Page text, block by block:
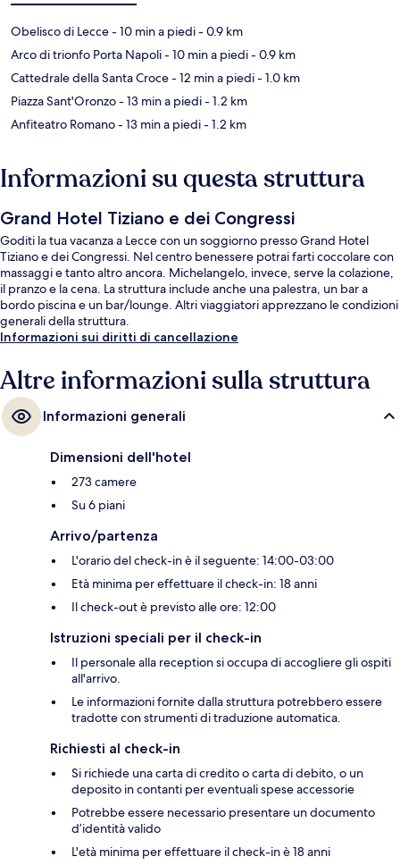
Obelisco di Lecce- 10 min a piedi- 0.9 km
Arco di trionfo Porta Napoli- 10 min a piedi- 0.9 km
Cattedrale della Santa Croce- 12 min a piedi- 1.0 km
Piazza Sant'Oronzo- 13 min a piedi- 1.2 km
Anfiteatro Romano- 13 min a piedi- 1.2 km
Informazioni su questa struttura
Grand Hotel Tiziano e dei Congressi
Goditi la tua vacanza a Lecce con un soggiorno presso Grand Hotel
Tiziano e dei Congressi. Nel centro benessere potrai farti coccolare con
massaggi e tanto altro ancora. Michelangelo, invece, serve la colazione,
il pranzo e la cena. La struttura include anche una palestra, un bar a
bordo piscina e un bar/lounge. Altri viaggiatori apprezzano le condizioni
generali della struttura.
Informazioni sui diritti di cancellazione
Altre informazioni sulla struttura
Informazioni generali
Dimensioni dell'hotel
273 camere
Su 6 piani
Arrivo/partenza
L'orario del check-in è il seguente: 14:00-03:00
Età minima per effettuare il check-in: 18 anni
Il check-out è previsto alle ore: 12:00
Istruzioni speciali per il check-in
Il personale alla reception si occupa di accogliere gli ospiti
all'arrivo.
Le informazioni fornite dalla struttura potrebbero essere
tradotte con strumenti di traduzione automatica.
Richiesti al check-in
Si richiede una carta di credito o carta di debito, o un
deposito in contanti per eventuali spese accessorie
Potrebbe essere necessario presentare un documento
d’identità valido
L'età minima per effettuare il check-in è 18 anni